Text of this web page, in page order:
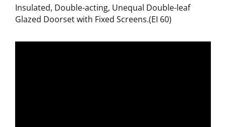
Insulated, Double-acting, Unequal Double-leaf
Glazed Doorset with Fixed Screens.(EI 60)